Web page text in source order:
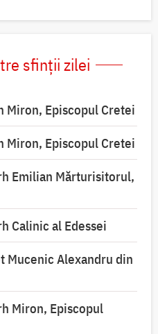
sfinții zilei
Miron, Episcopul Cretei
Miron, Episcopul Cretei
Emilian Mărturisitorul,
Calinic al Edessei
Mucenic Alexandru din
Miron, Episcopul